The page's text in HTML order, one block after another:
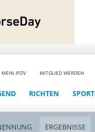
MEIN.IPZV MITGLIED WERDEN
RICHTEN SPORT
ERGEBNISSE